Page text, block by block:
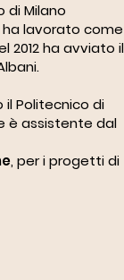
di Milano
ha lavorato come
2012 ha avviato il
il Politecnico di
è assistente dal
, per i progetti di